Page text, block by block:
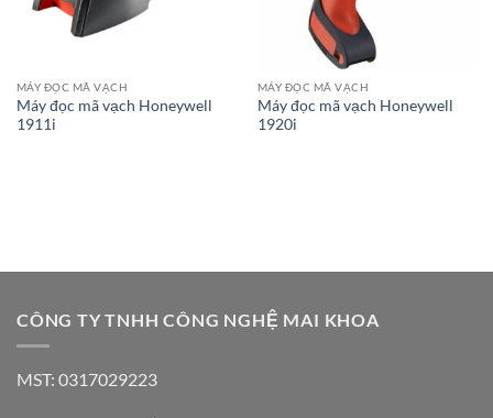
MÁY ĐỌC MÃ VẠCH
Máy đọc mã vạch Honeywell
1911i
MÁY ĐỌC MÃ VẠCH
Máy đọc mã vạch Honeywell
1920i
CÔNG TY TNHH CÔNG NGHỆ MAI KHOA
MST: 0317029223